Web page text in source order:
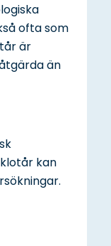
ofta som
är
än
kan